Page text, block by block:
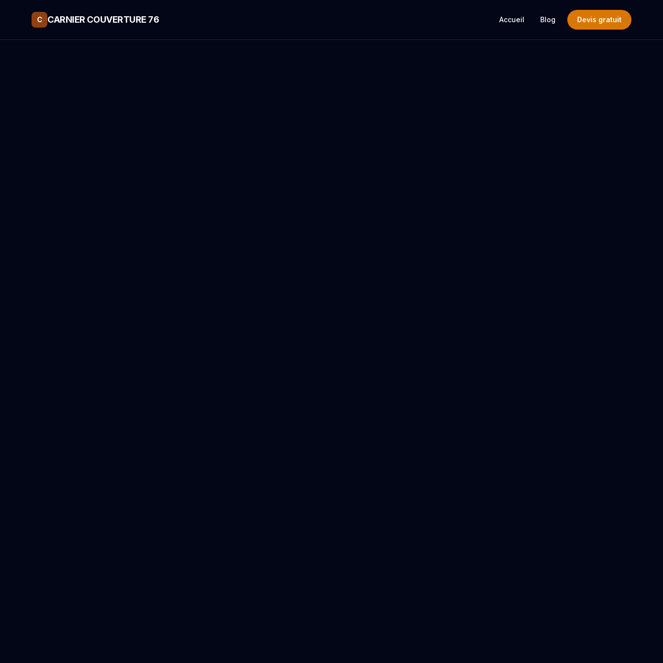
C CARNIER COUVERTURE 76 Accueil Blog Devis gratuit